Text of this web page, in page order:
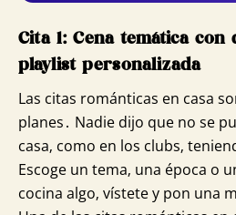
Cita 1: Cena temática
playlist personalizada
Las citas románticas en casa
planes․ Nadie dijo que no se
casa‚ como en los clubs‚
Escoge un tema‚ una época o
cocina algo‚ vístete y pon una